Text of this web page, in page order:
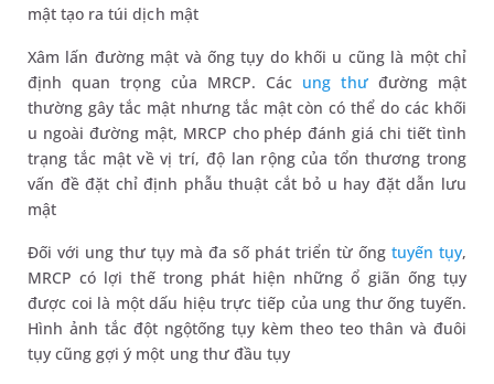
mật tạo ra túi dịch mật
Xâm lấn đường mật và ống tụy do khối u cũng là một chỉ
định quan trọng của MRCP. Các ung thưđường mật
thường gây tắc mật nhưng tắc mật còn có thể do các khối
u ngoài đường mật, MRCP cho phép đánh giá chi tiết tình
trạng tắc mật về vị trí, độ lan rộng của tổn thương trong
vấn đề đặt chỉ định phẫu thuật cắt bỏ u hay đặt dẫn lưu
mật
Đối với ung thư tụy mà đa số phát triển từ ống tuyến tụy,
MRCP có lợi thế trong phát hiện những ổ giãn ống tụy
được coi là một dấu hiệu trực tiếp của ung thư ống tuyến.
Hình ảnh tắc đột ngộtống tụy kèm theo teo thân và đuôi
tụy cũng gợi ý một ung thư đầu tụy